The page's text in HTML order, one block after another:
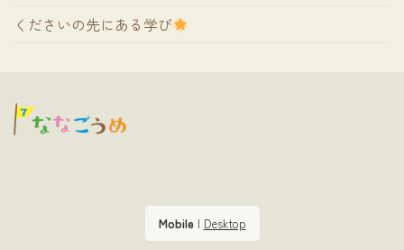
くださいの先にある学び
Mobile| Desktop